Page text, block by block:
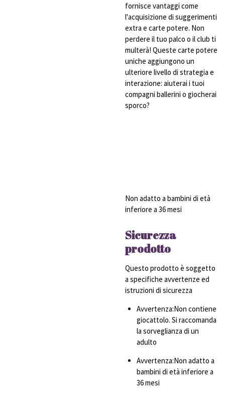
fornisce vantaggi come
l'acquisizione di suggerimenti
extra e carte potere. Non
perdere il tuo palco o il club ti
multerà! Queste carte potere
uniche aggiungono un
ulteriore livello di strategia e
interazione: aiuterai i tuoi
compagni ballerini o giocherai
sporco?
Non adatto a bambini di età
inferiore a 36 mesi
Sicurezza
prodotto
Questo prodotto è soggetto
a specifiche avvertenze ed
istruzioni di sicurezza
Avvertenza:Non contiene
giocattolo. Si raccomanda
la sorveglianza di un
adulto
Avvertenza:Non adatto a
bambini di età inferiore a
36 mesi